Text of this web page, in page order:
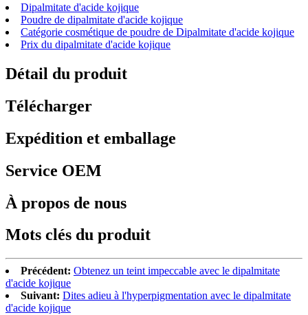
Dipalmitate d'acide kojique
Poudre de dipalmitate d'acide kojique
Catégorie cosmétique de poudre de Dipalmitate d'acide kojique
Prix ​​​​du dipalmitate d'acide kojique
Détail du produit
Télécharger
Expédition et emballage
Service OEM
À propos de nous
Mots clés du produit
Précédent: Obtenez un teint impeccable avec le dipalmitate
d'acide kojique
Suivant: Dites adieu à l'hyperpigmentation avec le dipalmitate
d'acide kojique